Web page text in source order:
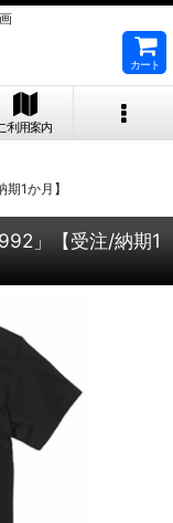
カート
利用案内
1か月】
」【受注/納期1